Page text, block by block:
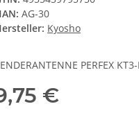
AG-30
Kyosho
PERFEX
€